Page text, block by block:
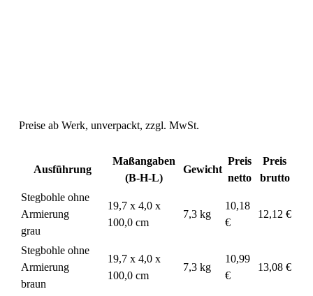
Preise ab Werk, unverpackt, zzgl. MwSt.
Ausführung
Maßangaben
(B-H-L)
Gewicht
Preis
netto
Preis
brutto
Stegbohle ohne
Armierung
grau
19,7 x 4,0 x
100,0 cm
7,3 kg
10,18
€
12,12 €
Stegbohle ohne
Armierung
braun
19,7 x 4,0 x
100,0 cm
7,3 kg
10,99
€
13,08 €